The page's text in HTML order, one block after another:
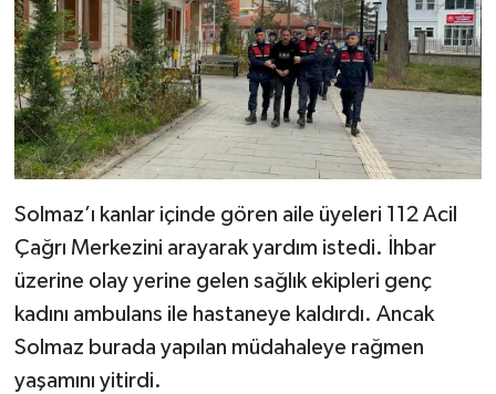
Solmaz’ı kanlar içinde gören aile üyeleri 112 Acil
Çağrı Merkezini arayarak yardım istedi. İhbar
üzerine olay yerine gelen sağlık ekipleri genç
kadını ambulans ile hastaneye kaldırdı. Ancak
Solmaz burada yapılan müdahaleye rağmen
yaşamını yitirdi.